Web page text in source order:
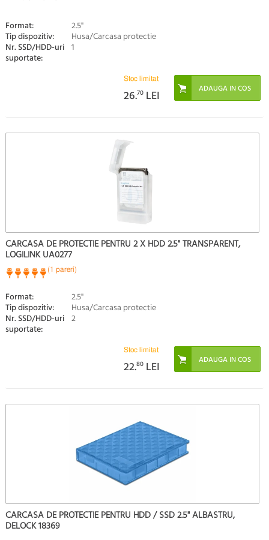
Format: 2.5"
Tip dispozitiv: Husa/Carcasa protectie
Nr. SSD/HDD-uri
suportate:
1
Stoc limitat
26.70 LEI
CARCASA DE PROTECTIE PENTRU 2 X HDD 2.5" TRANSPARENT,
LOGILINK UA0277
(1 pareri)
Format: 2.5"
Tip dispozitiv: Husa/Carcasa protectie
Nr. SSD/HDD-uri
suportate:
2
Stoc limitat
22.80 LEI
CARCASA DE PROTECTIE PENTRU HDD / SSD 2.5" ALBASTRU,
DELOCK 18369